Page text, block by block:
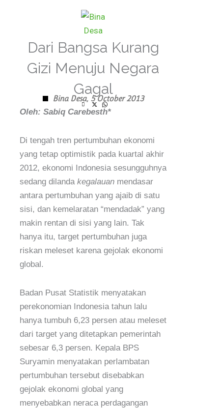
Dari Bangsa Kurang
Gizi Menuju Negara
Gagal
Bina Desa, 5 October 2013
Oleh: Sabiq Carebesth*
Di tengah tren pertumbuhan ekonomi
yang tetap optimistik pada kuartal akhir
2012, ekonomi Indonesia sesungguhnya
sedang dilanda kegalauan mendasar
antara pertumbuhan yang ajaib di satu
sisi, dan kemelaratan “mendadak” yang
makin rentan di sisi yang lain. Tak
hanya itu, target pertumbuhan juga
riskan meleset karena gejolak ekonomi
global.
Badan Pusat Statistik menyatakan
perekonomian Indonesia tahun lalu
hanya tumbuh 6,23 persen atau meleset
dari target yang ditetapkan pemerintah
sebesar 6,3 persen. Kepala BPS
Suryamin menyatakan perlambatan
pertumbuhan tersebut disebabkan
gejolak ekonomi global yang
menyebabkan neraca perdagangan